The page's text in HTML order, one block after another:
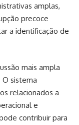
amplas,
precoce
a identificação de
mais ampla
O sistema
relacionados a
e
contribuir para